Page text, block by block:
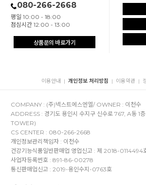
080-266-2668
평일 10:00 - 18:00
점심시간 12:00 - 13:00
상품문의 바로가기
이용안내 | 개인정보 처리방침 | 이용약관 |
COMPANY : (주)넥스트에스엔엘/ OWNER : 이천수
ADDRESS : 경기도 용인시 수지구 신수로 767, A동 1
TOWER)
CS CENTER : 080-266-2668
개인정보관리책임자 : 이천수
건강기능식품일반판매업 영업신고 : 제 2018-0114494
사업자등록번호 : 891-86-00278
통신판매업신고 : 2019-용인수지-0763호